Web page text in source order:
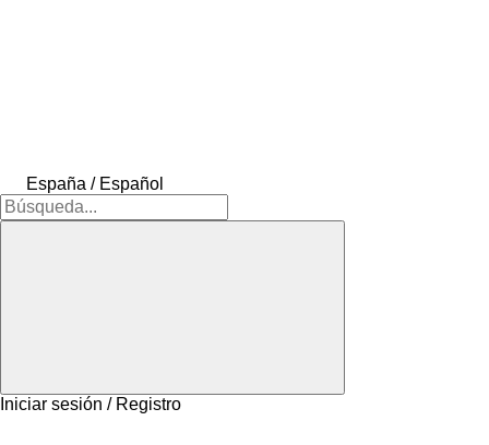
España / Español
Iniciar sesión / Registro